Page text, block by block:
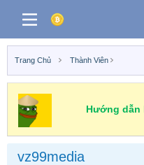
Trang Chủ Thành Viên
Hướng dẫn
vz99media